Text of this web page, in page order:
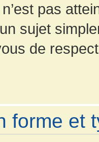
pas
sujet
de
forme et